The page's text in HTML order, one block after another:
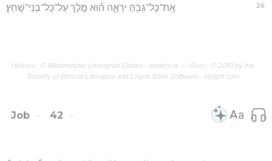
26 אֵֽת־כָּל־גָּבֹ֥הַּ יִרְאֶ֑ה ה֝֗וּא מֶ֣לֶךְ עַל־כָּל־בְּנֵי־שָֽׁחַץ׃
Hébreu : © Westminster Leningrad Codex - tanach.us --- Grec : © 2010 by the
Society of Biblical Literature and Logos Bible Software - sblgnt.com
Job 42